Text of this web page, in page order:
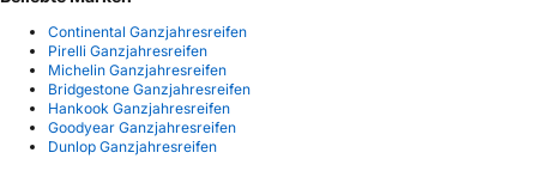
Continental Ganzjahresreifen
Pirelli Ganzjahresreifen
Michelin Ganzjahresreifen
Bridgestone Ganzjahresreifen
Hankook Ganzjahresreifen
Goodyear Ganzjahresreifen
Dunlop Ganzjahresreifen